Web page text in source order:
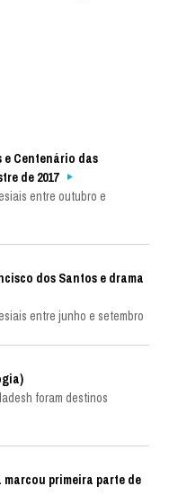
e Centenário das
de 2017
entre outubro e
dos Santos e drama
entre junho e setembro
foram destinos
marcou primeira parte de